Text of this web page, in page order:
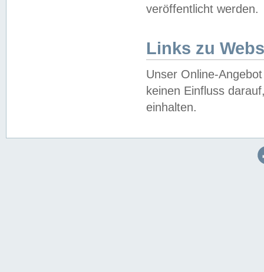
veröffentlicht werden.
Links zu
Unser Online-
keinen Einfluss
einhalten.